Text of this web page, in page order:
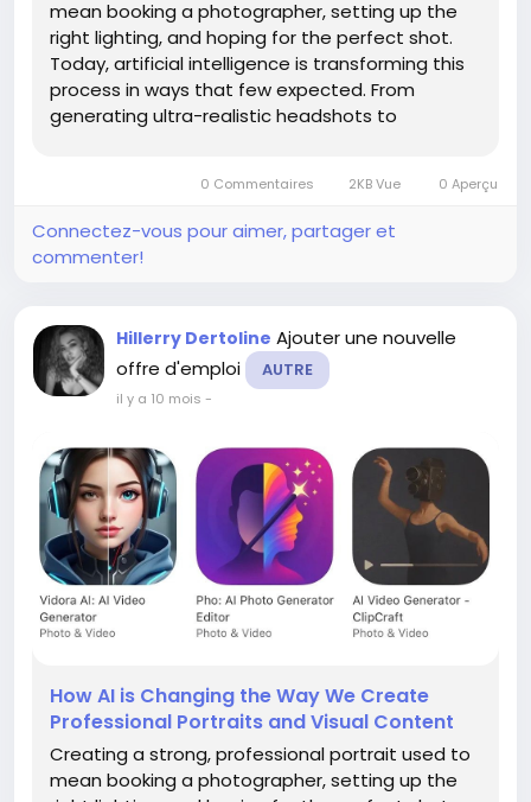
mean booking a photographer, setting up the
right lighting, and hoping for the perfect shot.
Today, artificial intelligence is transforming this
process in ways that few expected. From
generating ultra-realistic headshots to
making professional-quality...
0 Commentaires 2KB Vue 0 Aperçu
Connectez-vous pour aimer, partager et
commenter!
Hillerry Dertoline Ajouter une nouvelle
offre d'emploi
AUTRE
il y a 10 mois -
How AI is Changing the Way We Create
Professional Portraits and Visual Content
Creating a strong, professional portrait used to
mean booking a photographer, setting up the